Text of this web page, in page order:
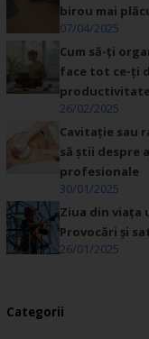
birou mai
07/04/2025
Cum să-ți
face tot ce-ți
26/02/2025
Cavitație sau
să știi despre
profesionale
30/01/2025
Ziua din viața
Provocări și
26/01/2025
Categorii